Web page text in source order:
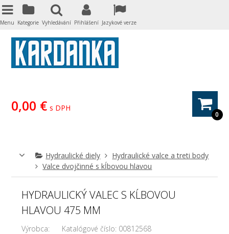
0
0,00 € s DPH
Hydraulické diely
Hydraulické valce a treti body
Valce dvojčinné s kĺbovou hlavou
HYDRAULICKÝ VALEC S KĹBOVOU
HLAVOU 475 MM
Výrobca: Katalógové číslo: 00812568
Menu Kategorie Vyhledávání Přihlášení Jazykové verze